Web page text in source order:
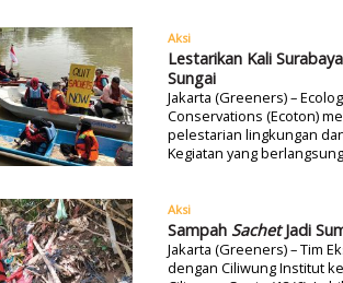
Aksi
Lestarikan Kali
Sungai
Jakarta (Greeners) –
Conservations (Ecoton)
pelestarian lingkungan
Kegiatan yang
Aksi
Sampah SachetJadi
Jakarta (Greeners) – Tim
dengan Ciliwung Institut